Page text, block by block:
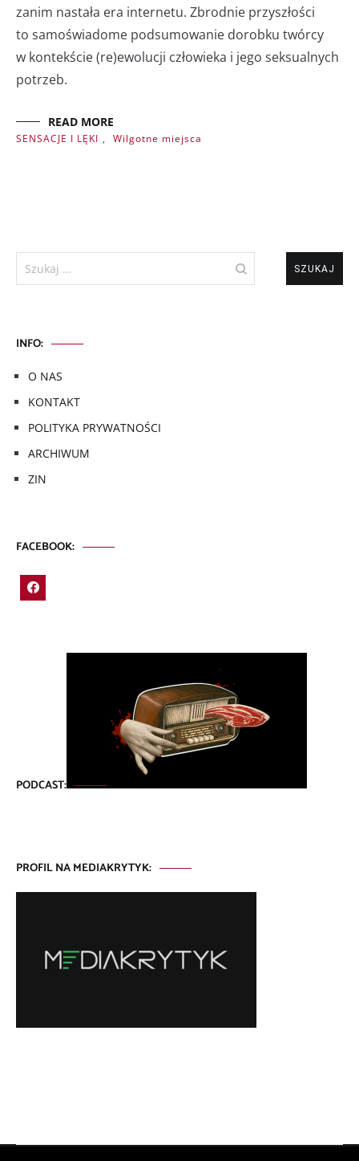
zanim nastała era internetu. Zbrodnie przyszłości
to samoświadome podsumowanie dorobku twórcy
w kontekście (re)ewolucji człowieka i jego seksualnych
potrzeb.
READ MORE
SENSACJE I LĘKI , Wilgotne miejsca
Szukaj:
INFO:
O NAS
KONTAKT
POLITYKA PRYWATNOŚCI
ARCHIWUM
ZIN
FACEBOOK:
PODCAST:
PROFIL NA MEDIAKRYTYK: